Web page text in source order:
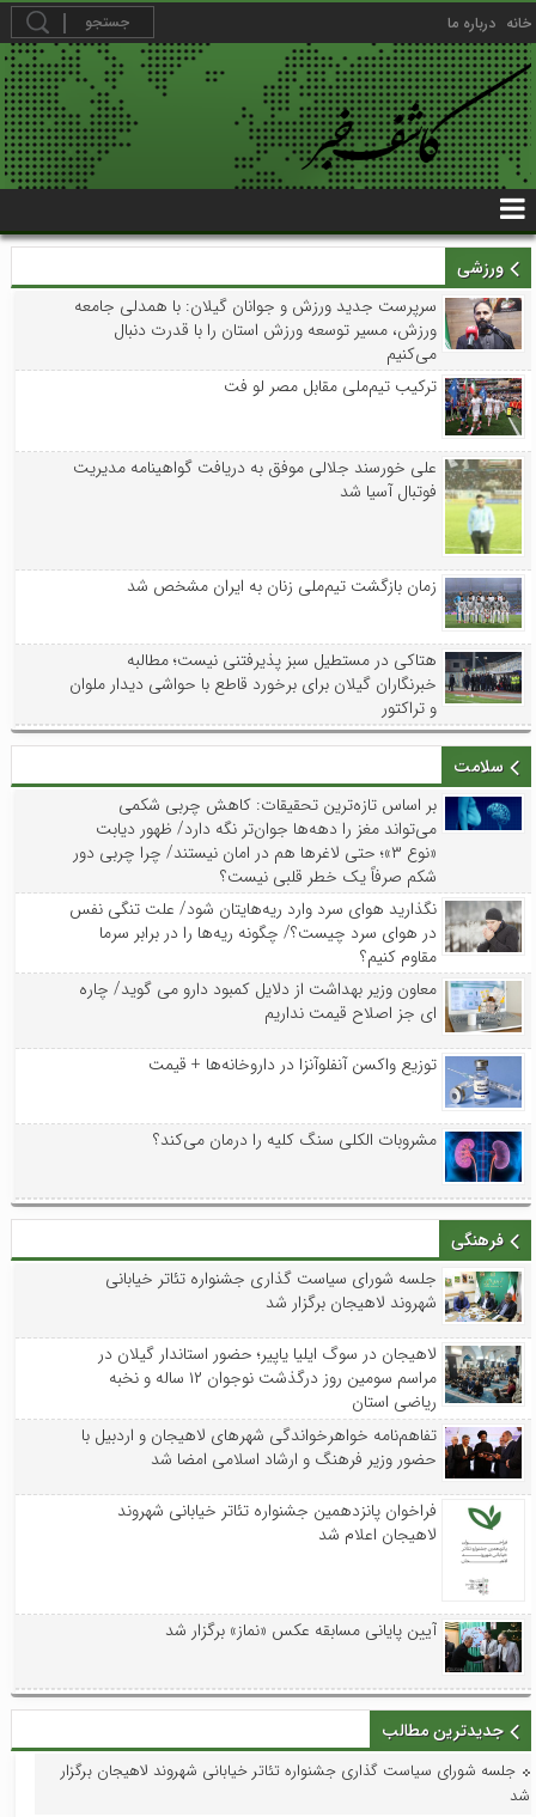
خانه درباره ما
ورزشی
سرپرست جدید ورزش و جوانان گیلان: با همدلی جامعه
ورزش، مسیر توسعه ورزش استان را با قدرت دنبال
می‌کنیم
ترکیب تیم‌ملی مقابل مصر لو فت
علی خورسند جلالی موفق به دریافت گواهینامه مدیریت
فوتبال آسیا شد
زمان بازگشت تیم‌ملی زنان به ایران مشخص شد
هتاکی در مستطیل سبز پذیرفتنی نیست؛ مطالبه
خبرنگاران گیلان برای برخورد قاطع با حواشی دیدار ملوان
و تراکتور
سلامت
بر اساس تازه‌ترین تحقیقات: کاهش چربی شکمی
می‌تواند مغز را دهه‌ها جوان‌تر نگه دارد/ ظهور دیابت
«نوع ۳»؛ حتی لاغرها هم در امان نیستند/ چرا چربی دور
شکم صرفاً یک خطر قلبی نیست؟
نگذارید هوای سرد وارد ریه‌هایتان شود/ علت تنگی نفس
در هوای سرد چیست؟/ چگونه ریه‌ها را در برابر سرما
مقاوم کنیم؟
معاون وزیر بهداشت از دلایل کمبود دارو می گوید/ چاره
ای جز اصلاح قیمت نداریم
توزیع واکسن‌ آنفلوآنزا در داروخانه‌ها + قیمت
مشروبات الکلی سنگ کلیه را درمان می‌کند؟
فرهنگی
جلسه شورای سیاست گذاری جشنواره تئاتر خیابانی
شهروند لاهیجان برگزار شد
لاهیجان در سوگ ایلیا یاپیر؛ حضور استاندار گیلان در
مراسم سومین روز درگذشت نوجوان ۱۲ ساله و نخبه
ریاضی استان
تفاهم‌نامه خواهرخواندگی شهرهای لاهیجان و اردبیل با
حضور وزیر فرهنگ و ارشاد اسلامی امضا شد
فراخوان پانزدهمین جشنواره تئاتر خیابانی شهروند
لاهیجان اعلام شد
آیین پایانی مسابقه عکس «نماز» برگزار شد
جدیدترین مطالب
جلسه شورای سیاست گذاری جشنواره تئاتر خیابانی شهروند لاهیجان برگزار
شد